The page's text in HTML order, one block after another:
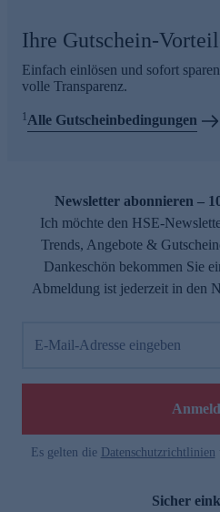
Ihre Gutschein-
Einfach einlösen und sofort
volle Transparenz.
1Alle Gutscheinbedingungen
Newsletter abonnieren –
Ich möchte den HSE-
Trends, Angebote &
Dankeschön bekommen Sie
Abmeldung ist jederzeit in den
E-Mail-Adresse eingeben
Es gelten die Datenschutzrichtlinien
Sicher